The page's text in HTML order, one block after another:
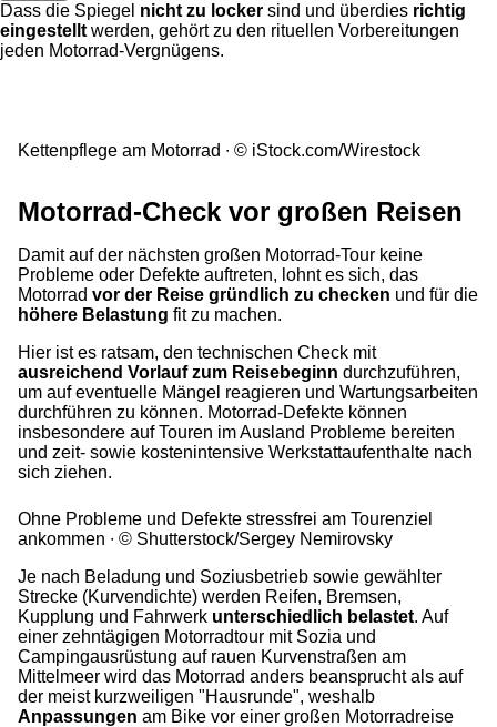
Dass die Spiegel nicht zu locker sind und überdies richtig
eingestellt werden, gehört zu den rituellen Vorbereitungen
jeden Motorrad-Vergnügens.
Kettenpflege am Motorrad © iStock.com/Wirestock
Motorrad-Check vor großen Reisen
Damit auf der nächsten großen Motorrad-Tour keine
Probleme oder Defekte auftreten, lohnt es sich, das
Motorrad vor der Reise gründlich zu checken und für die
höhere Belastung fit zu machen.
Hier ist es ratsam, den technischen Check mit
ausreichend Vorlauf zum Reisebeginn durchzuführen,
um auf eventuelle Mängel reagieren und Wartungsarbeiten
durchführen zu können. Motorrad-Defekte können
insbesondere auf Touren im Ausland Probleme bereiten
und zeit- sowie kostenintensive Werkstattaufenthalte nach
sich ziehen.
Ohne Probleme und Defekte stressfrei am Tourenziel
ankommen
© Shutterstock/Sergey Nemirovsky
Je nach Beladung und Soziusbetrieb sowie gewählter
Strecke (Kurvendichte) werden Reifen, Bremsen,
Kupplung und Fahrwerk unterschiedlich belastet. Auf
einer zehntägigen Motorradtour mit Sozia und
Campingausrüstung auf rauen Kurvenstraßen am
Mittelmeer wird das Motorrad anders beansprucht als auf
der meist kurzweiligen "Hausrunde", weshalb
Anpassungen am Bike vor einer großen Motorradreise